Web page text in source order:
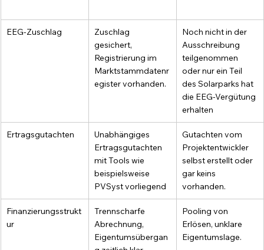
EEG-Zuschlag
Zuschlag
gesichert,
Registrierung im
Marktstammdatenr
egister vorhanden.
Noch nicht in der
Ausschreibung
teilgenommen
oder nur ein Teil
des Solarparks hat
die EEG-Vergütung
erhalten
Ertragsgutachten
Unabhängiges
Ertragsgutachten
mit Tools wie
beispielsweise
PVSyst vorliegend
Gutachten vom
Projektentwickler
selbst erstellt oder
gar keins
vorhanden.
Finanzierungsstrukt
ur
Trennscharfe
Abrechnung,
Eigentumsübergan
Pooling von
Erlösen, unklare
Eigentumslage.